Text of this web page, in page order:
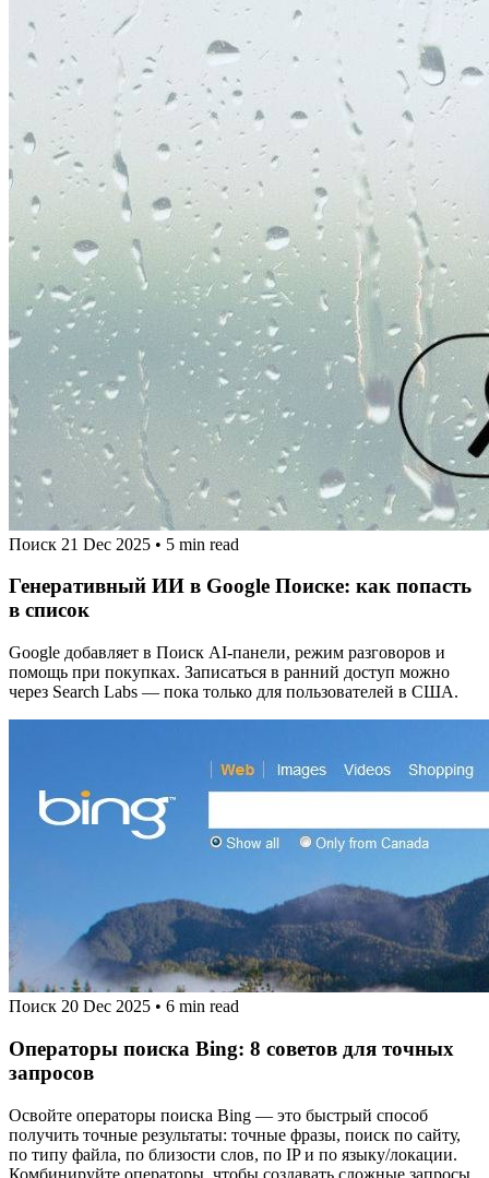
Поиск 21 Dec 2025 • 5 min read
Генеративный ИИ в Google Поиске: как попасть
в список
Google добавляет в Поиск AI‑панели, режим разговоров и
помощь при покупках. Записаться в ранний доступ можно
через Search Labs — пока только для пользователей в США.
Поиск 20 Dec 2025 • 6 min read
Операторы поиска Bing: 8 советов для точных
запросов
Освойте операторы поиска Bing — это быстрый способ
получить точные результаты: точные фразы, поиск по сайту,
по типу файла, по близости слов, по IP и по языку/локации.
Комбинируйте операторы, чтобы создавать сложные запросы